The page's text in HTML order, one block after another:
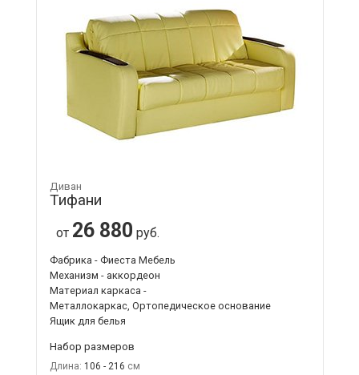
Диван
Тифани
от 26 880 руб.
Фабрика - Фиеста Мебель
Механизм - аккордеон
Материал каркаса -
Металлокаркас, Ортопедическое основание
Ящик для белья
Набор размеров
Длина: 106 - 216